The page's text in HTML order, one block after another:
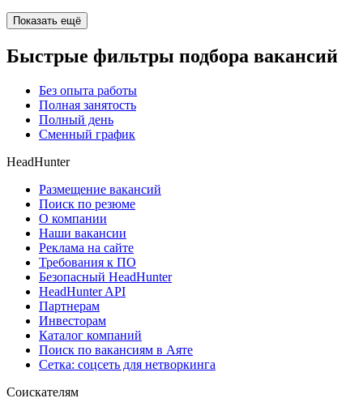
Показать ещё
Быстрые фильтры подбора вакансий
Без опыта работы
Полная занятость
Полный день
Сменный график
HeadHunter
Размещение вакансий
Поиск по резюме
О компании
Наши вакансии
Реклама на сайте
Требования к ПО
Безопасный HeadHunter
HeadHunter API
Партнерам
Инвесторам
Каталог компаний
Поиск по вакансиям в Аяте
Сетка: соцсеть для нетворкинга
Соискателям